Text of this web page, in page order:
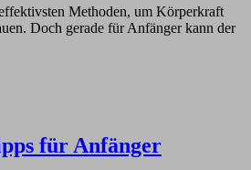
Methoden, um Körperkraft
Doch gerade für Anfänger kann der
für Anfänger